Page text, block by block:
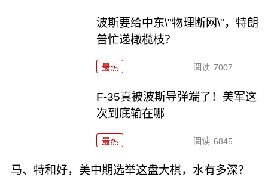
波斯要给中东\"物理断网\"，特朗
普忙递橄榄枝？
最热 阅读 7007
F-35真被波斯导弹端了！美军这
次到底输在哪
最热 阅读 6845
马、特和好，美中期选举这盘大棋，水有多深？